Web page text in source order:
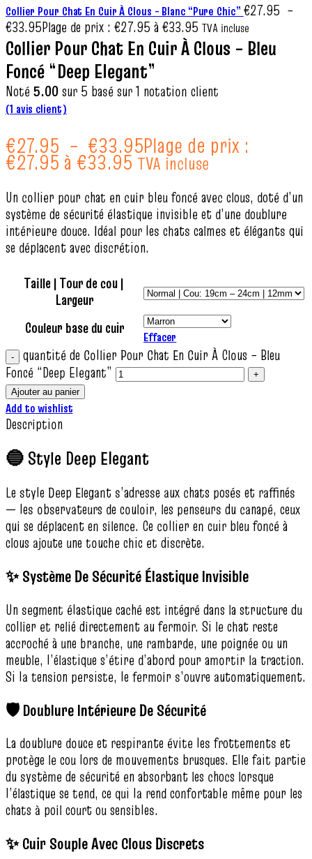
Collier Pour Chat En Cuir À Clous – Blanc “Pure Chic” €27.95 –
€33.95Plage de prix : €27.95 à €33.95 TVA incluse
Collier Pour Chat En Cuir À Clous – Bleu
Foncé “Deep Elegant”
Noté 5.00sur 5 basé sur1 notation client
(1 avis client)
€27.95 – €33.95Plage de prix :
€27.95 à €33.95 TVA incluse
Un collier pour chat en cuir bleu foncé avec clous, doté d’un
système de sécurité élastique invisible et d’une doublure
intérieure douce. Idéal pour les chats calmes et élégants qui
se déplacent avec discrétion.
Taille | Tour de cou |
Largeur
Couleur base du cuir
Effacer
quantité de Collier Pour Chat En Cuir À Clous – Bleu
Foncé “Deep Elegant”
Ajouter au panier
Add to wishlist
Description
🔵 Style Deep Elegant
Le style Deep Elegant s’adresse aux chats posés et raffinés
— les observateurs de couloir, les penseurs du canapé, ceux
qui se déplacent en silence. Ce collier en cuir bleu foncé à
clous ajoute une touche chic et discrète.
✨ Système De Sécurité Élastique Invisible
Un segment élastique caché est intégré dans la structure du
collier et relié directement au fermoir. Si le chat reste
accroché à une branche, une rambarde, une poignée ou un
meuble, l’élastique s’étire d’abord pour amortir la traction.
Si la tension persiste, le fermoir s’ouvre automatiquement.
🛡️ Doublure Intérieure De Sécurité
La doublure douce et respirante évite les frottements et
protège le cou lors de mouvements brusques. Elle fait partie
du système de sécurité en absorbant les chocs lorsque
l’élastique se tend, ce qui la rend confortable même pour les
chats à poil court ou sensibles.
✨ Cuir Souple Avec Clous Discrets